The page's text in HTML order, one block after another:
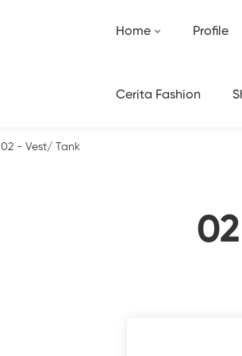
Home Profile
Cerita Fashion
02 - Vest/ Tank